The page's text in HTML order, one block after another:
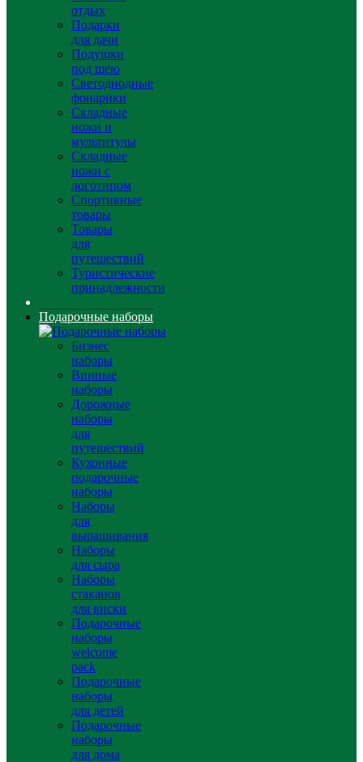
отдых
Подарки
для дачи
Подушки
под шею
Светодиодные
фонарики
Складные
ножи и
мультитулы
Складные
ножи с
логотипом
Спортивные
товары
Товары
для
путешествий
Туристические
принадлежности
Подарочные наборы
Бизнес
наборы
Винные
наборы
Дорожные
наборы
для
путешествий
Кухонные
подарочные
наборы
Наборы
для
выращивания
Наборы
для сыра
Наборы
стаканов
для виски
Подарочные
наборы
welcome
pack
Подарочные
наборы
для детей
Подарочные
наборы
для дома